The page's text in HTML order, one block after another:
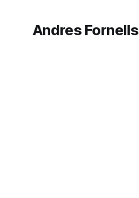
Andres Fornells